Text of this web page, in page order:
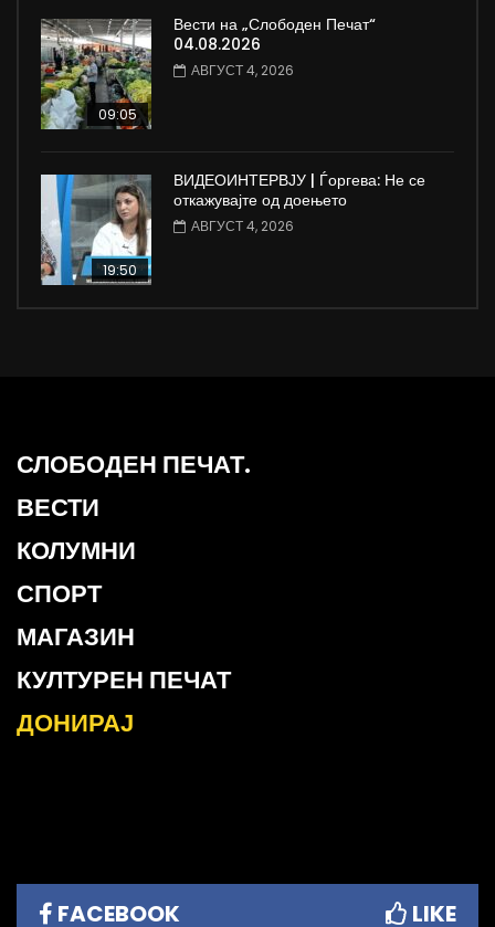
09:05
Вести на „Слободен Печат“
04.08.2026
АВГУСТ 4, 2026
19:50
ВИДЕОИНТЕРВЈУ | Ѓоргева: Не се
откажувајте од доењето
АВГУСТ 4, 2026
СЛОБОДЕН ПЕЧАТ.
ВЕСТИ
КОЛУМНИ
СПОРТ
МАГАЗИН
КУЛТУРЕН ПЕЧАТ
ДОНИРАЈ
FACEBOOK LIKE